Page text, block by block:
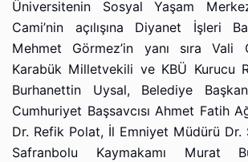
Üniversitenin Sosyal Yaşam
Cami’nin açılışına Diyanet İşleri
Mehmet Görmez’in yanı sıra Vali
Karabük Milletvekili ve KBÜ Kurucu
Burhanettin Uysal, Belediye
Cumhuriyet Başsavcısı Ahmet Fatih
Dr. Refik Polat, İl Emniyet Müdürü Dr.
Safranbolu Kaymakamı Murat